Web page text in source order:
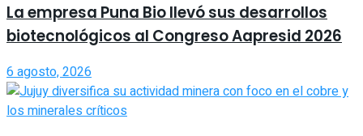
La empresa Puna Bio llevó sus desarrollos
biotecnológicos al Congreso Aapresid 2026
6 agosto, 2026